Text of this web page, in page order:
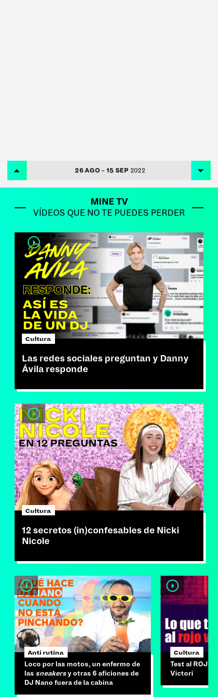
26 AGO – 15 SEP 2022
MINE TV
VÍDEOS QUE NO TE PUEDES PERDER
Cultura
Las redes sociales preguntan y Danny
Ávila responde
Cultura
12 secretos (in)confesables de Nicki
Nicole
Anti rutina
Loco por las motos, un enfermo de
las sneakers y otras 6 aficiones de
DJ Nano fuera de la cabina
Cultura
Test al ROJO
Victori